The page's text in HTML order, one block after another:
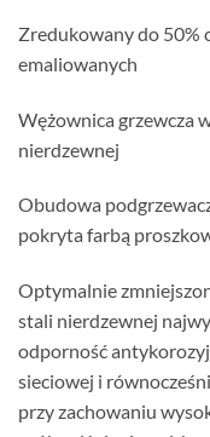
Zredukowany do 50%
emaliowanych
Wężownica grzewcza
nierdzewnej
Obudowa
pokryta farbą
Optymalnie
stali nierdzewnej
odporność
sieciowej i
przy zachowaniu